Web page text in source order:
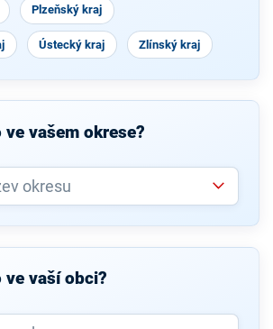
Plzeňský kraj
Ústecký kraj Zlínský kraj
vašem okrese?
vaší obci?